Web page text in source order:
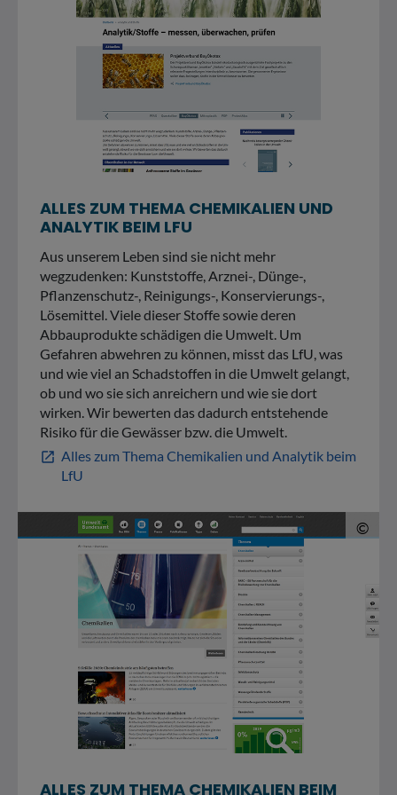
ALLES ZUM THEMA CHEMIKALIEN UND
ANALYTIK BEIM LFU
Aus unserem Leben sind sie nicht mehr
wegzudenken: Kunststoffe, Arznei-, Dünge-,
Pflanzenschutz-, Reinigungs-, Konservierungs-,
Lösemittel. Viele dieser Stoffe sowie deren
Abbauprodukte schädigen die Umwelt. Um
Gefahren abwehren zu können, misst das LfU, was
und wie viel an Schadstoffen in die Umwelt gelangt,
ob und wo sie sich anreichern und wie sie dort
wirken. Wir bewerten das dadurch entstehende
Risiko für die Gewässer bzw. die Umwelt.
open_in_new Alles zum Thema Chemikalien und Analytik beim
LfU
©
ALLES ZUM THEMA CHEMIKALIEN BEIM